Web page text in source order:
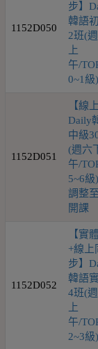
1152D050
步】
韓語
2班(
上
午/
0~1級)
1152D051
【線
Daily
中級
(週六
午/
5~6級
調整
開課
1152D052
【實體
+線上
步】
韓語
4班(
上
午/
2~3級)